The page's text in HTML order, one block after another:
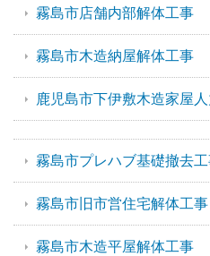
霧島市店舗内部解体工事
霧島市木造納屋解体工事
鹿児島市下伊敷木造家屋
霧島市プレハブ基礎撤去
霧島市旧市営住宅解体工事
霧島市木造平屋解体工事